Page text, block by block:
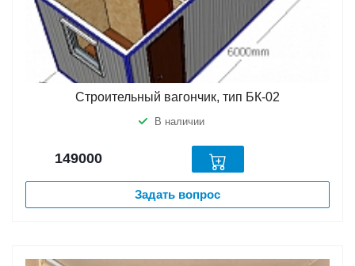
Строительный вагончик, тип БК-02
В наличии
149000
Задать вопрос